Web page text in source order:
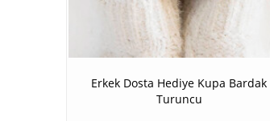
Erkek Dosta Hediye Kupa Bardak
Turuncu